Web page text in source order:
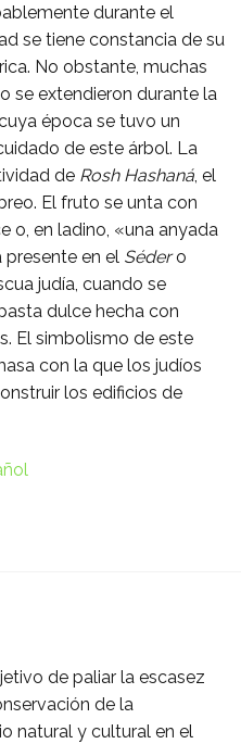
durante el
se tiene constancia de su
No obstante, muchas
se extendieron durante la
época se tuvo un
de este árbol. La
de Rosh Hashaná, el
El fruto se unta con
o, en ladino, «una anyada
presente en el Sédero
judía, cuando se
dulce hecha con
El simbolismo de este
con la que los judíos
los edificios de
de paliar la escasez
de la
natural y cultural en el